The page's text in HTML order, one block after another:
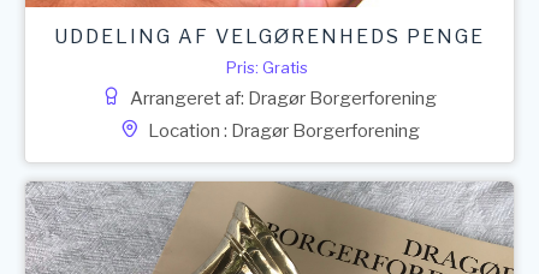
UDDELING AF VELGØRENHEDS PENGE
Pris: Gratis
Arrangeret af: Dragør Borgerforening
Location : Dragør Borgerforening